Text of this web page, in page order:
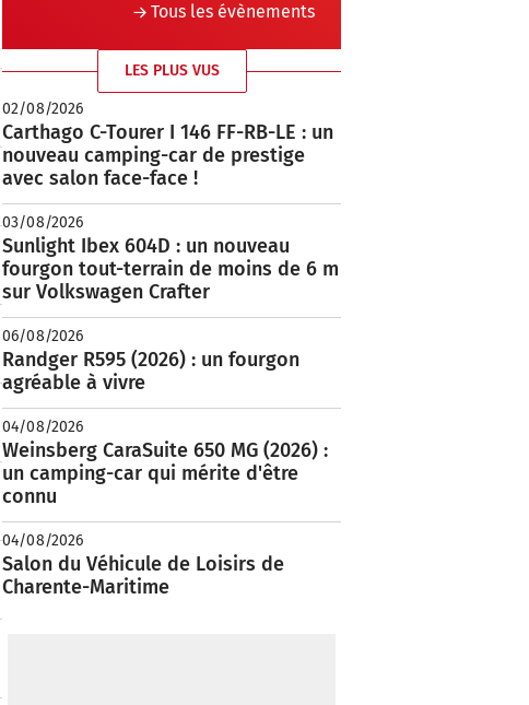
Tous les évènements
LES PLUS VUS
02/08/2026
Carthago C-Tourer I 146 FF-RB-LE : un
nouveau camping-car de prestige
avec salon face-face !
03/08/2026
Sunlight Ibex 604D : un nouveau
fourgon tout-terrain de moins de 6 m
sur Volkswagen Crafter
06/08/2026
Randger R595 (2026) : un fourgon
agréable à vivre
04/08/2026
Weinsberg CaraSuite 650 MG (2026) :
un camping-car qui mérite d'être
connu
04/08/2026
Salon du Véhicule de Loisirs de
Charente-Maritime